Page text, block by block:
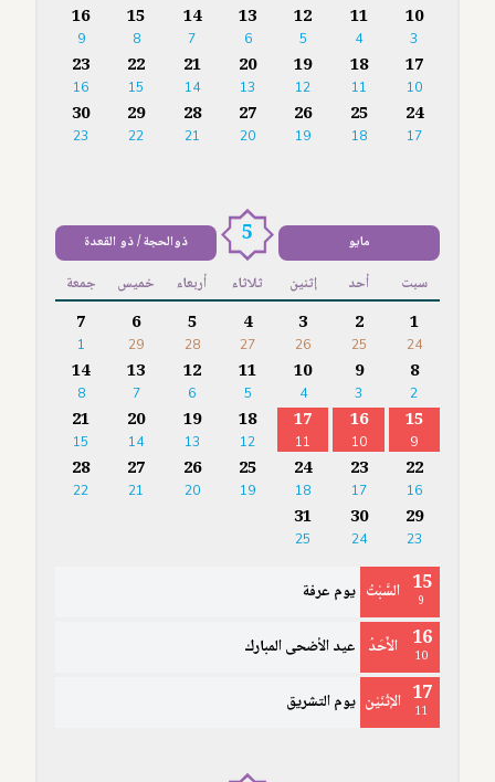
10
3
11
4
12
5
13
6
14
7
15
8
16
9
17
10
18
11
19
12
20
13
21
14
22
15
23
16
24
17
25
18
26
19
27
20
28
21
29
22
30
23
مايو 5 ذوالحجة / ذو القعدة
سبت أحد إثنين ثلاثاء أربعاء خميس جمعة
1
24
2
25
3
26
4
27
5
28
6
29
7
1
8
2
9
3
10
4
11
5
12
6
13
7
14
8
15
9
16
10
17
11
18
12
19
13
20
14
21
15
22
16
23
17
24
18
25
19
26
20
27
21
28
22
29
23
30
24
31
25
15
9 السَّبْتُ يوم عرفة
16
10 الأَحَدُ عيد الأضحى المبارك
17
11 الإثْنَيْن يوم التشريق